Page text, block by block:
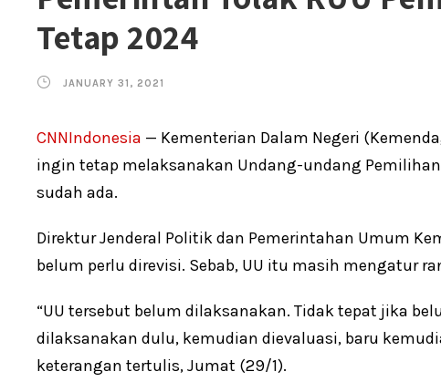
Tetap 2024
JANUARY 31, 2021
CNNIndonesia — Kementerian Dalam Negeri
ingin tetap melaksanakan Undang-undang
sudah ada.
Direktur Jenderal Politik dan Pemerintahan Umum
belum perlu direvisi. Sebab, UU itu masih mengatur
“UU tersebut belum dilaksanakan. Tidak tepat jika
dilaksanakan dulu, kemudian dievaluasi, baru
keterangan tertulis, Jumat (29/1).